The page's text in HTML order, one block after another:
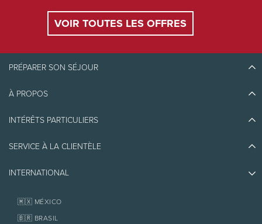
VOIR TOUTES LES OFFRES
PRÉPARER SON SÉJOUR
Découvrir Tremblant
Blogue
Quoi faire
À PROPOS
Écoresponsabilité
Athlètes ambassadeurs
Prix d'excellence
INTÉRÊTS PARTICULIERS
Emplois et carrières
Services aux propriétaires
Fondation Tremblant
SERVICE À LA CLIENTÈLE
Nous joindre
Politiques
INTERNATIONAL
🇲🇽 MÉXICO
🇧🇷 BRASIL